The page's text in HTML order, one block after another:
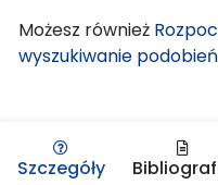
Możesz również
wyszukiwanie
Szczegóły